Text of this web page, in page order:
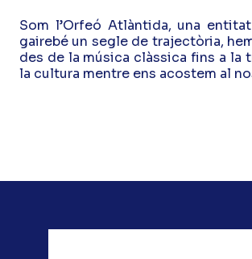
Som l’Orfeó Atlàntida, una
gairebé un segle de trajectòria,
des de la música clàssica fins a la
la cultura mentre ens acostem al